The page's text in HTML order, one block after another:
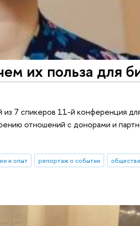
их польза для
7 спикеров 11-й конференция
отношений с донорами и
и опыт репортаж о событии